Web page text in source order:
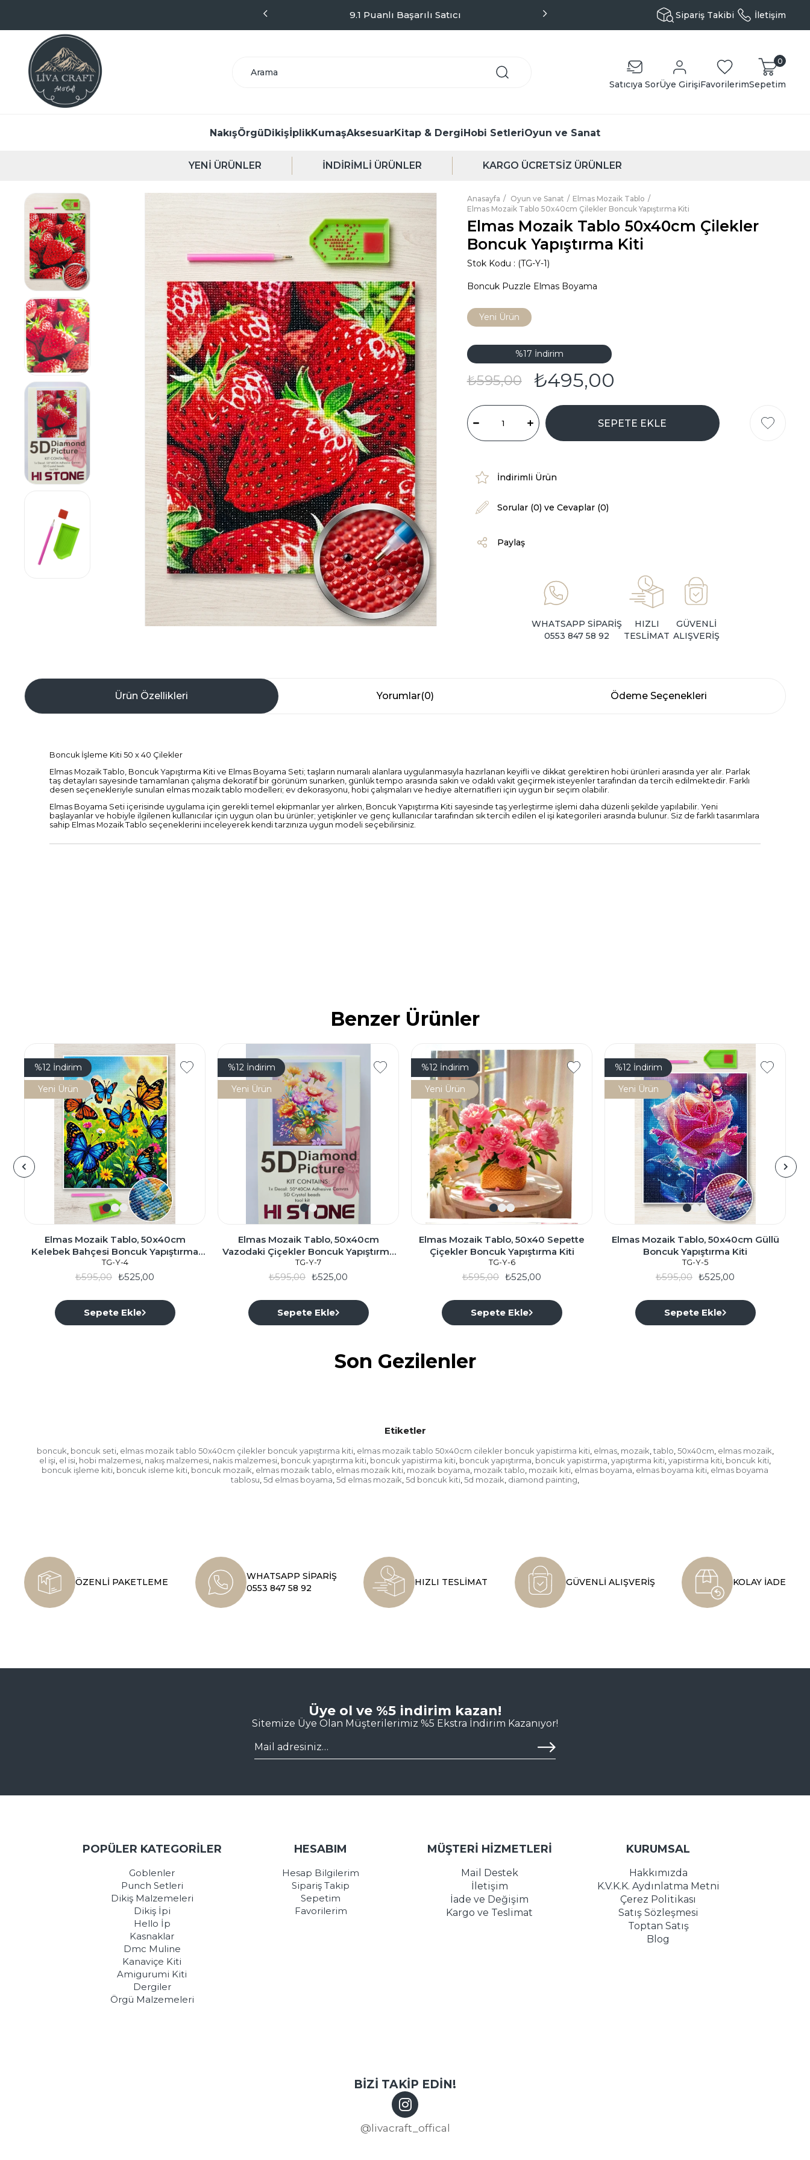
Kargo Sadece 99TL - Kapıda Ödeme Seçeneği Aynı Gün Kargo - Özenli Paketleme
Sipariş Takibi İletişim
Satıcıya SorÜye GirişiFavorilerimSepetim
0
NakışÖrgüDikişİplikKumaşAksesuarKitap & DergiHobi SetleriOyun ve Sanat
YENİ ÜRÜNLER İNDİRİMLİ ÜRÜNLER KARGO ÜCRETSİZ ÜRÜNLER
Anasayfa Oyun ve Sanat
Elmas Mozaik Tablo
Elmas Mozaik Tablo 50x40cm Çilekler Boncuk Yapıştırma Kiti
Elmas Mozaik Tablo 50x40cm Çilekler
Boncuk Yapıştırma Kiti
Stok Kodu (TG-Y-1)
Boncuk Puzzle Elmas Boyama
Yeni Ürün
%17 İndirim
₺595,00 ₺495,00
İndirimli Ürün
Sorular (0) ve Cevaplar (0)
Paylaş
WHATSAPP SİPARİŞ
0553 847 58 92
HIZLI
TESLİMAT
GÜVENLİ
ALIŞVERİŞ
Ürün Özellikleri Yorumlar(0) Ödeme Seçenekleri
Boncuk İşleme Kiti 50 x 40 Çilekler
Elmas Mozaik Tablo, Boncuk Yapıştırma Kiti ve Elmas Boyama Seti; taşların numaralı alanlara uygulanmasıyla hazırlanan keyifli ve dikkat gerektiren hobi ürünleri arasında yer alır. Parlak
taş detayları sayesinde tamamlanan çalışma dekoratif bir görünüm sunarken, günlük tempo arasında sakin ve odaklı vakit geçirmek isteyenler tarafından da tercih edilmektedir. Farklı
desen seçenekleriyle sunulan elmas mozaik tablo modelleri; ev dekorasyonu, hobi çalışmaları ve hediye alternatifleri için uygun bir seçim olabilir.
Elmas Boyama Seti içerisinde uygulama için gerekli temel ekipmanlar yer alırken, Boncuk Yapıştırma Kiti sayesinde taş yerleştirme işlemi daha düzenli şekilde yapılabilir. Yeni
başlayanlar ve hobiyle ilgilenen kullanıcılar için uygun olan bu ürünler; yetişkinler ve genç kullanıcılar tarafından sık tercih edilen el işi kategorileri arasında bulunur. Siz de farklı tasarımlara
sahip Elmas Mozaik Tablo seçeneklerini inceleyerek kendi tarzınıza uygun modeli seçebilirsiniz.
Benzer Ürünler
Elmas Mozaik Tablo, 50x40cm
Kelebek Bahçesi Boncuk Yapıştırma
Kiti
TG-Y-4
₺525,00
₺595,00
Sepete Ekle
%12 İndirim
Yeni Ürün
Elmas Mozaik Tablo, 50x40cm
Vazodaki Çiçekler Boncuk Yapıştırma
Kiti
TG-Y-7
₺525,00
₺595,00
Sepete Ekle
%12 İndirim
Yeni Ürün
Elmas Mozaik Tablo, 50x40 Sepette
Çiçekler Boncuk Yapıştırma Kiti
TG-Y-6
₺525,00
₺595,00
Sepete Ekle
%12 İndirim
Yeni Ürün
Elmas Mozaik Tablo, 50x40cm Güllü
Boncuk Yapıştırma Kiti
TG-Y-5
₺525,00
₺595,00
Sepete Ekle
%12 İndirim
Yeni Ürün
Son Gezilenler
Etiketler
boncuk boncuk seti, elmas mozaik tablo 50x40cm çilekler boncuk yapıştırma kiti, elmas mozaik tablo 50x40cm cilekler boncuk yapistirma kiti, elmas, mozaik tablo 50x40cm elmas mozaik
el işi el isi hobi malzemesi nakış malzemesi nakis malzemesi boncuk yapıştırma kiti boncuk yapistirma kiti boncuk yapıştırma boncuk yapistirma yapıştırma kiti yapistirma kiti boncuk kiti
boncuk işleme kiti boncuk isleme kiti boncuk mozaik elmas mozaik tablo elmas mozaik kiti mozaik boyama mozaik tablo mozaik kiti elmas boyama elmas boyama kiti elmas boyama
tablosu 5d elmas boyama 5d elmas mozaik 5d boncuk kiti 5d mozaik diamond painting
ÖZENLİ PAKETLEME
WHATSAPP SİPARİŞ
0553 847 58 92
HIZLI TESLİMAT GÜVENLİ ALIŞVERİŞ KOLAY İADE
Üye ol ve %5 indirim kazan!
Sitemize Üye Olan Müşterilerimiz %5 Ekstra İndirim Kazanıyor!
POPÜLER KATEGORİLER
Goblenler
Punch Setleri
Dikiş Malzemeleri
Dikiş İpi
Hello İp
Kasnaklar
Dmc Muline
Kanaviçe Kiti
Amigurumi Kiti
Dergiler
Örgü Malzemeleri
HESABIM
Hesap Bilgilerim
Sipariş Takip
Sepetim
Favorilerim
MÜŞTERİ HİZMETLERİ
Mail Destek
İletişim
İade ve Değişim
Kargo ve Teslimat
KURUMSAL
Hakkımızda
K.V.K.K. Aydınlatma Metni
Çerez Politikası
Satış Sözleşmesi
Toptan Satış
Blog
BİZİ TAKİP EDİN!
@livacraft_offical